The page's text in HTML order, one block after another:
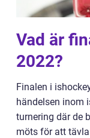
Vad är
2022?
Finalen i
händelsen inom
turnering där de
möts för att